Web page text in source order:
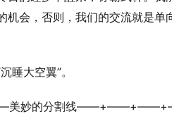
机会，否则，我们的交流就是单
大空翼”。
妙的分割线